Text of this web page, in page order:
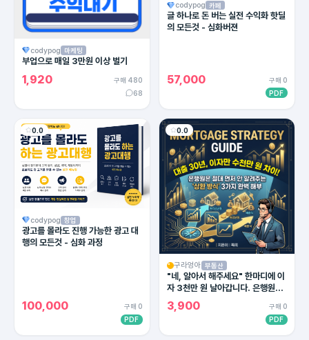
codypog 마케팅
부업으로 매일 3만원 이상 벌기
1,920
구매 480
68
codypog 카페
글 하나로 돈 버는 실전 수익화 핫딜
의 모든것 - 심화버젼
57,000
구매 0
PDF
0.0
codypog 창업
광고를 몰라도 진행 가능한 광고 대
행의 모든것 - 심화 과정
100,000
구매 0
PDF
0.0
구라엉아 부동산
"네, 알아서 해주세요" 한마디에 이
자 3천만 원 날아갑니다. 은행원이
절대 말 안 해주는 대출 상환의 비밀
3,900
구매 0
PDF